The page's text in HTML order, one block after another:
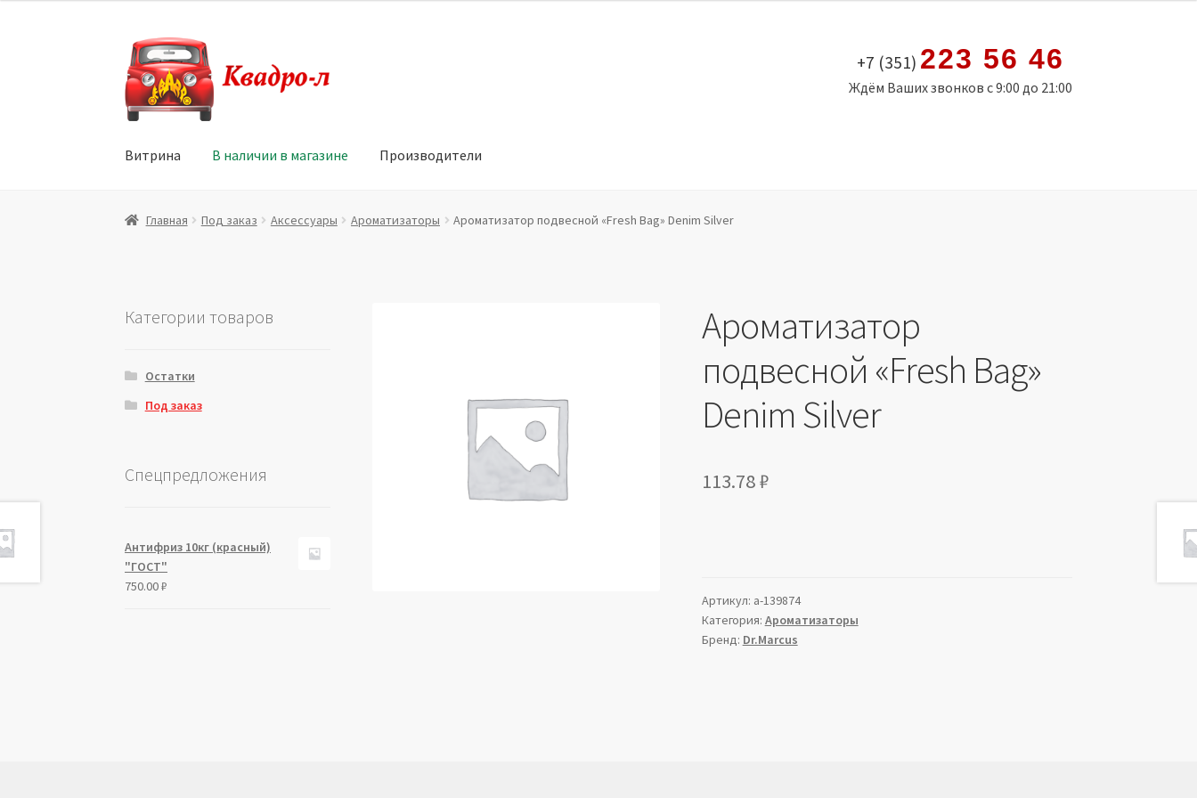
Перейти
к
навигации
Перейти
к
содержимому
+7 (351) 223 56 46
Ждём Ваших звонков с 9:00 до 21:00
Витрина В наличии в магазине Производители
Главная Витрина Мой аккаунт Политика в отношении обработки персональных данных Производители
Главная Под заказ Аксессуары Ароматизаторы Ароматизатор подвесной «Fresh Bag» Denim Silver
Ароматизатор
подвесной «Fresh Bag»
Denim Silver
113.78₽
Артикул: a-139874
Категория: Ароматизаторы
Бренд: Dr.Marcus
Категории товаров
Остатки
Под заказ
Спецпредложения
Антифриз 10кг (красный)
"ГОСТ"
750.00₽